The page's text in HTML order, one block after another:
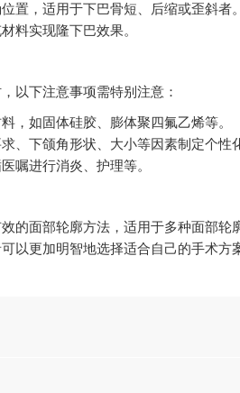
置，适用于下巴骨短、后缩或歪斜者。
料实现隆下巴效果。
以下注意事项需特别注意：
，如固体硅胶、膨体聚四氟乙烯等。
、下颌角形状、大小等因素制定个性
嘱进行消炎、护理等。
的面部轮廓方法，适用于多种面部轮
以更加明智地选择适合自己的手术方